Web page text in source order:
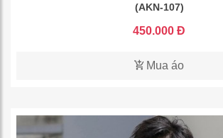
(AKN-107)
450.000 Đ
Mua áo